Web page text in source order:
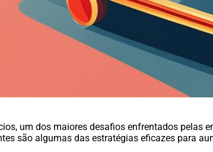
um dos maiores desafios enfrentados pelas
são algumas das estratégias eficazes para